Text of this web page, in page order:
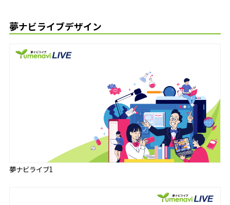
夢ナビライブデザイン
夢ナビライブ1